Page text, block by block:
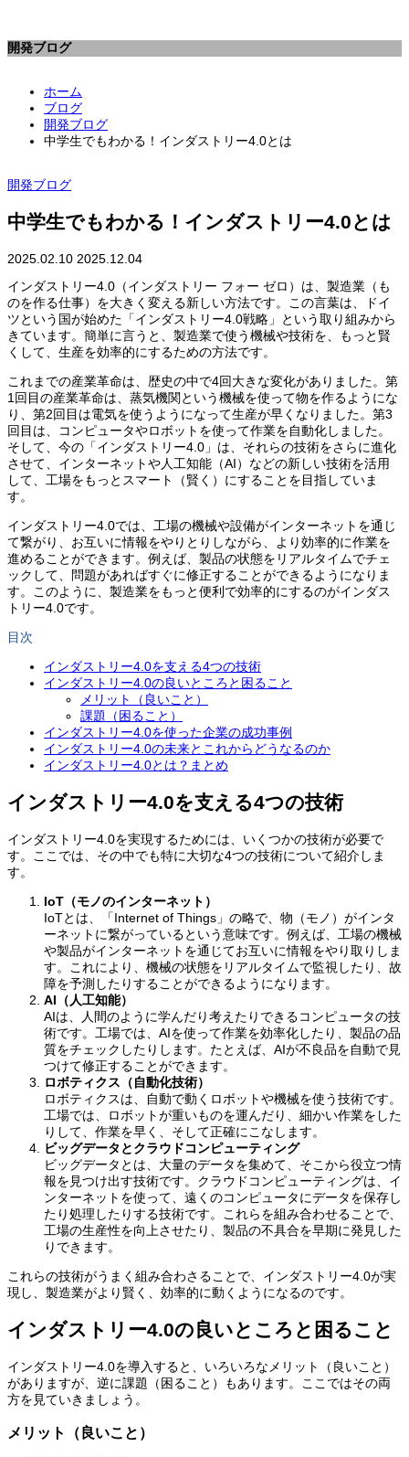
開発ブログ
ホーム
ブログ
開発ブログ
中学生でもわかる！インダストリー4.0とは
開発ブログ
中学生でもわかる！インダストリー4.0とは
2025.02.10 2025.12.04
インダストリー4.0（インダストリー フォー ゼロ）は、製造業（も
のを作る仕事）を大きく変える新しい方法です。この言葉は、ドイ
ツという国が始めた「インダストリー4.0戦略」という取り組みから
きています。簡単に言うと、製造業で使う機械や技術を、もっと賢
くして、生産を効率的にするための方法です。
これまでの産業革命は、歴史の中で4回大きな変化がありました。第
1回目の産業革命は、蒸気機関という機械を使って物を作るようにな
り、第2回目は電気を使うようになって生産が早くなりました。第3
回目は、コンピュータやロボットを使って作業を自動化しました。
そして、今の「インダストリー4.0」は、それらの技術をさらに進化
させて、インターネットや人工知能（AI）などの新しい技術を活用
して、工場をもっとスマート（賢く）にすることを目指していま
す。
インダストリー4.0では、工場の機械や設備がインターネットを通じ
て繋がり、お互いに情報をやりとりしながら、より効率的に作業を
進めることができます。例えば、製品の状態をリアルタイムでチェ
ックして、問題があればすぐに修正することができるようになりま
す。このように、製造業をもっと便利で効率的にするのがインダス
トリー4.0です。
目次
インダストリー4.0を支える4つの技術
インダストリー4.0の良いところと困ること
メリット（良いこと）
課題（困ること）
インダストリー4.0を使った企業の成功事例
インダストリー4.0の未来とこれからどうなるのか
インダストリー4.0とは？まとめ
インダストリー4.0を支える4つの技術
インダストリー4.0を実現するためには、いくつかの技術が必要で
す。ここでは、その中でも特に大切な4つの技術について紹介しま
す。
IoT（モノのインターネット）
IoTとは、「Internet of Things」の略で、物（モノ）がインタ
ーネットに繋がっているという意味です。例えば、工場の機械
や製品がインターネットを通じてお互いに情報をやり取りしま
す。これにより、機械の状態をリアルタイムで監視したり、故
障を予測したりすることができるようになります。
AI（人工知能）
AIは、人間のように学んだり考えたりできるコンピュータの技
術です。工場では、AIを使って作業を効率化したり、製品の品
質をチェックしたりします。たとえば、AIが不良品を自動で見
つけて修正することができます。
ロボティクス（自動化技術）
ロボティクスは、自動で動くロボットや機械を使う技術です。
工場では、ロボットが重いものを運んだり、細かい作業をした
りして、作業を早く、そして正確にこなします。
ビッグデータとクラウドコンピューティング
ビッグデータとは、大量のデータを集めて、そこから役立つ情
報を見つけ出す技術です。クラウドコンピューティングは、イ
ンターネットを使って、遠くのコンピュータにデータを保存し
たり処理したりする技術です。これらを組み合わせることで、
工場の生産性を向上させたり、製品の不具合を早期に発見した
りできます。
これらの技術がうまく組み合わさることで、インダストリー4.0が実
現し、製造業がより賢く、効率的に動くようになるのです。
インダストリー4.0の良いところと困ること
インダストリー4.0を導入すると、いろいろなメリット（良いこと）
がありますが、逆に課題（困ること）もあります。ここではその両
方を見ていきましょう。
メリット（良いこと）